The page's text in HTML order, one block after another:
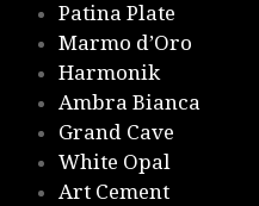
Patina Plate
Marmo d’Oro
Harmonik
Ambra Bianca
Grand Cave
White Opal
Art Cement